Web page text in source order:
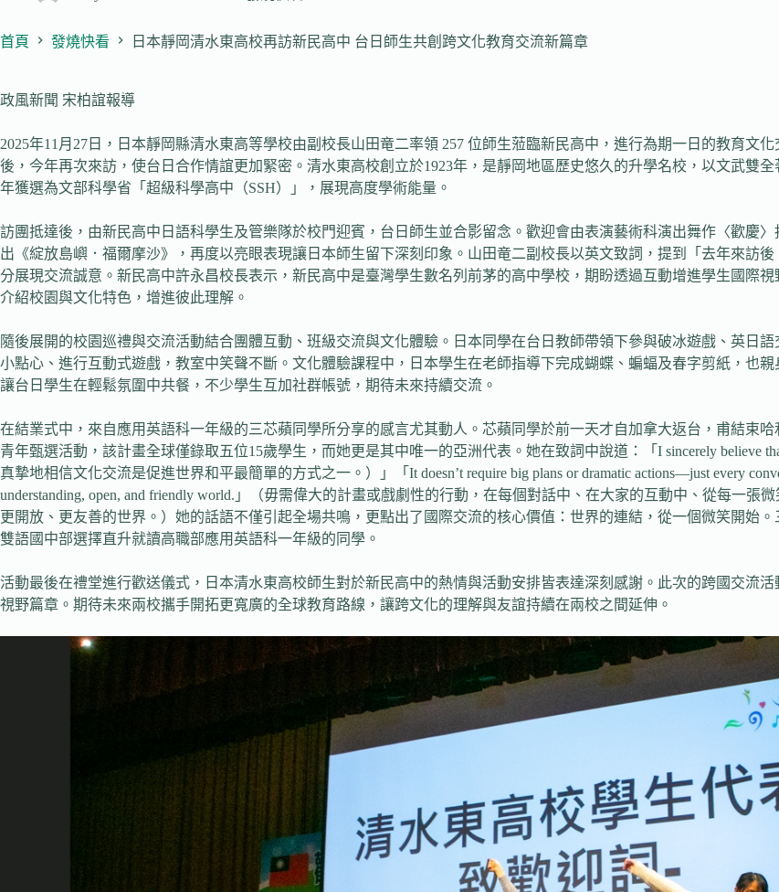
首頁 發燒快看 日本靜岡清水東高校再訪新民高中 台日師生共創跨文化教育交流新篇章
政風新聞 宋柏誼報導
2025年11月27日，日本靜岡縣清水東高等學校由副校長山田竜二率領 257 位師生蒞臨新民高中，進行為期一日的教育文
後，今年再次來訪，使台日合作情誼更加緊密。清水東高校創立於1923年，是靜岡地區歷史悠久的升學名校，以文武雙
年獲選為文部科學省「超級科學高中（SSH）」，展現高度學術能量。
訪團抵達後，由新民高中日語科學生及管樂隊於校門迎賓，台日師生並合影留念。歡迎會由表演藝術科演出舞作〈歡慶
出《綻放島嶼．福爾摩沙》，再度以亮眼表現讓日本師生留下深刻印象。山田竜二副校長以英文致詞，提到「去年來訪
分展現交流誠意。新民高中許永昌校長表示，新民高中是臺灣學生數名列前茅的高中學校，期盼透過互動增進學生國際
介紹校園與文化特色，增進彼此理解。
隨後展開的校園巡禮與交流活動結合團體互動、班級交流與文化體驗。日本同學在台日教師帶領下參與破冰遊戲、英日
小點心、進行互動式遊戲，教室中笑聲不斷。文化體驗課程中，日本學生在老師指導下完成蝴蝶、蝙蝠及春字剪紙，也
讓台日學生在輕鬆氛圍中共餐，不少學生互加社群帳號，期待未來持續交流。
在結業式中，來自應用英語科一年級的三芯蘋同學所分享的感言尤其動人。芯蘋同學於前一天才自加拿大返台，甫結束哈
青年甄選活動，該計畫全球僅錄取五位15歲學生，而她更是其中唯一的亞洲代表。她在致詞中說道：「I sincerely believe that
真摯地相信文化交流是促進世界和平最簡單的方式之一。）」「It doesn’t require big plans or dramatic actions—just every
understanding, open, and friendly world.」（毋需偉大的計畫或戲劇性的行動，在每個對話中、在大家的互動中、從每一
更開放、更友善的世界。）她的話語不僅引起全場共鳴，更點出了國際交流的核心價值：世界的連結，從一個微笑開始
雙語國中部選擇直升就讀高職部應用英語科一年級的同學。
活動最後在禮堂進行歡送儀式，日本清水東高校師生對於新民高中的熱情與活動安排皆表達深刻感謝。此次的跨國交流
視野篇章。期待未來兩校攜手開拓更寬廣的全球教育路線，讓跨文化的理解與友誼持續在兩校之間延伸。